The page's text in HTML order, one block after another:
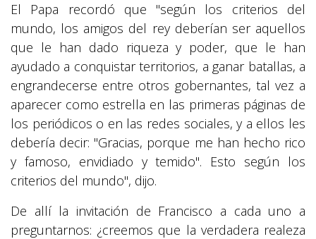
El Papa recordó que "según los criterios del
mundo, los amigos del rey deberían ser aquellos
que le han dado riqueza y poder, que le han
ayudado a conquistar territorios, a ganar batallas, a
engrandecerse entre otros gobernantes, tal vez a
aparecer como estrella en las primeras páginas de
los periódicos o en las redes sociales, y a ellos les
debería decir: "Gracias, porque me han hecho rico
y famoso, envidiado y temido". Esto según los
criterios del mundo", dijo.
De allí la invitación de Francisco a cada uno a
preguntarnos: ¿creemos que la verdadera realeza